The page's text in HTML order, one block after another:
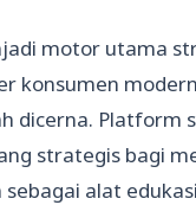
motor utama
konsumen
dicerna. Platform
strategis bagi
alat